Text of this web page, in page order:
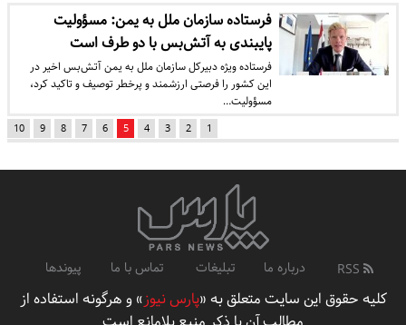
فرستاده سازمان ملل به یمن: مسؤولیت
پایبندی به آتش‌بس با دو طرف است
فرستاده ویژه دبیرکل سازمان ملل به یمن آتش‌بس اخیر در
این کشور را فرصتی ارزشمند و پرخطر توصیف و تاکید کرد،
مسؤولیت…
1
2
3
4
5
6
7
8
9
10
درباره ما تبلیغات تماس با ما پیوندها
کلیه حقوق این سایت متعلق به «پارس نیوز» و هرگونه استفاده از